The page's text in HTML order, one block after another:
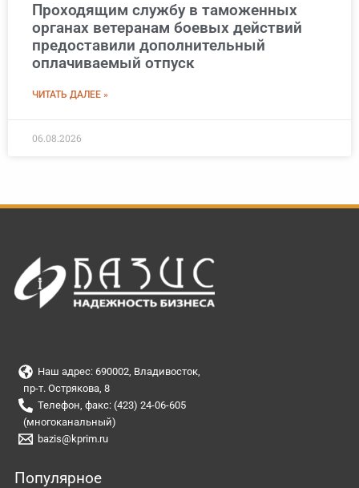
Проходящим службу в таможенных
органах ветеранам боевых действий
предоставили дополнительный
оплачиваемый отпуск
ЧИТАТЬ ДАЛЕЕ »
06.08.2026
Наш адрес: 690002, Владивосток,
пр-т. Острякова, 8
Телефон, факс: (423) 24-06-605
(многоканальный)
bazis@kprim.ru
Популярное